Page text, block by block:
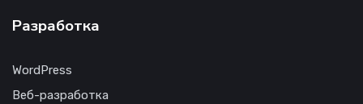
Разработка
WordPress
Веб-разработка